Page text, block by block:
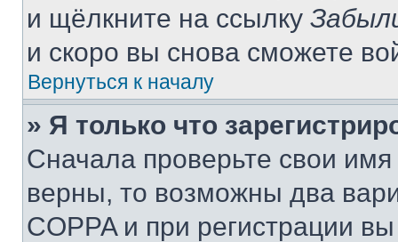
и щёлкните на ссылку
и скоро вы снова сможете
Вернуться к началу
» Я только что
Сначала проверьте свои
верны, то возможны два
COPPA и при регистрации